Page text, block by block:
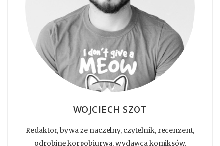
WOJCIECH SZOT
Redaktor, bywa że naczelny, czytelnik, recenzent,
odrobinę korpobiurwa, wydawca komiksów.